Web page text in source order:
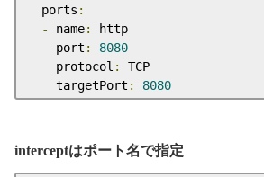
  ports
:
-
name:
http
    port
:
8080
    protocol
:
TCP
    targetPort
: 8080
interceptはポート名で指定